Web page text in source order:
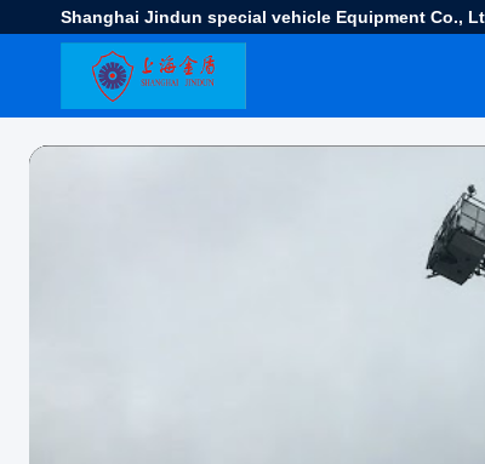
Shanghai Jindun special vehicle Equipment Co.,